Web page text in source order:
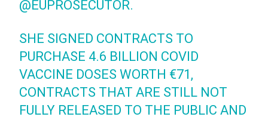
@EUPROSECUTOR.
SHE SIGNED CONTRACTS TO
PURCHASE 4.6 BILLION COVID
VACCINE DOSES WORTH €71,
CONTRACTS THAT ARE STILL NOT
FULLY RELEASED TO THE PUBLIC AND